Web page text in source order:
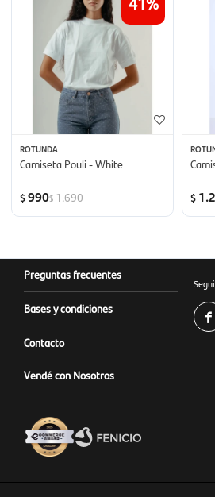
ROTUNDA
Camiseta Pouli - White
$990$1.690 $
Preguntas frecuentes
Bases y condiciones
Contacto
Vendé con Nosotros
